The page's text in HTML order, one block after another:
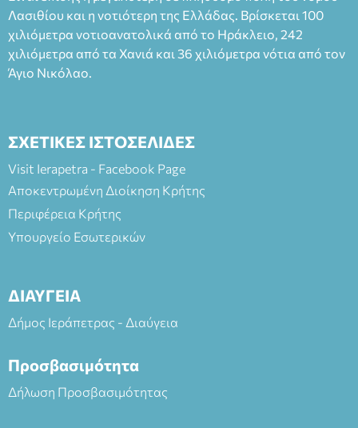
και στο more.com Χώρος: 3ο Γυμνάσιο Ιεράπετρας
(Είσοδος ΕΠΑ.Λ.) Έναρξη 21:15 Οργάνωση: ΚΝΩΣΟΣ
ΘΕΑΤΡΙΚΕΣ ΠΑΡΑΓΩΓΕΣ ΕΕ
Λασιθίου και η νοτιότερη της Ελλάδας. Βρίσκεται 100
χιλιόμετρα νοτιοανατολικά από το Ηράκλειο, 242
χιλιόμετρα από τα Χανιά και 36 χιλιόμετρα νότια από τον
Άγιο Νικόλαο.
ΣΧΕΤΙΚΕΣ ΙΣΤΟΣΕΛΙΔΕΣ
Visit Ierapetra - Facebook Page
Αποκεντρωμένη Διοίκηση Κρήτης
Περιφέρεια Κρήτης
Υπουργείο Εσωτερικών
ΔΙΑΥΓΕΙΑ
Δήμος Ιεράπετρας - Διαύγεια
Προσβασιμότητα
Δήλωση Προσβασιμότητας